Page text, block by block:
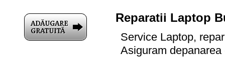
Reparatii Laptop
Service Laptop,
Asiguram